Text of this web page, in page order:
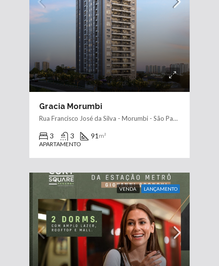
Gracia Morumbi
Rua Francisco José da Silva - Morumbi - São Paulo
3 3 91 m²
APARTAMENTO
VENDA LANÇAMENTO